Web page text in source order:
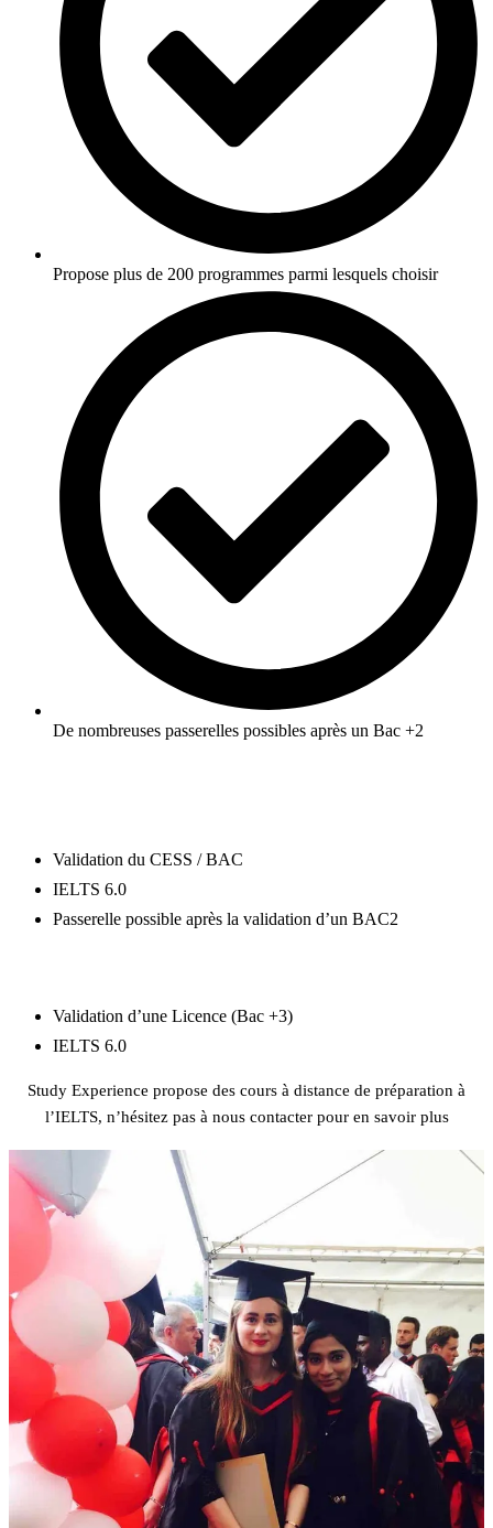
Propose plus de 200 programmes parmi lesquels choisir
De nombreuses passerelles possibles après un Bac +2
Validation du CESS / BAC
IELTS 6.0
Passerelle possible après la validation d’un BAC2
Validation d’une Licence (Bac +3)
IELTS 6.0
Study Experience propose des cours à distance de préparation à
l’IELTS, n’hésitez pas à nous contacter pour en savoir plus